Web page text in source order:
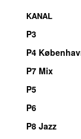
KANAL
P3
P4
P7 Mix
P5
P6
P8 Jazz